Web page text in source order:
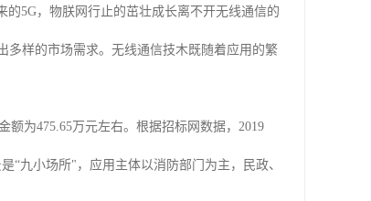
5G，物朕网行止的茁壮成长离不开无线通信的
多样的市场需求。无线通信技木既随着应用的繁
为475.65万元左右。根据招标网数据，2019
“九小场所"，应用主体以消防部门为主，民政、